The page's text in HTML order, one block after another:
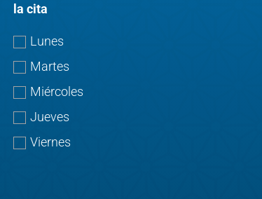
la cita
Lunes
Martes
Miércoles
Jueves
Viernes